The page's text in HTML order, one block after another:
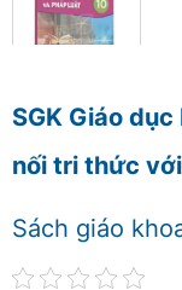
SGK Giáo
nối tri thức
Sách giáo